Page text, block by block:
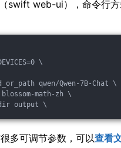
swift web-ui），命令行方
\
qwen/Qwen-7B-Chat \
math-zh \
output \
多可调节参数，可以查看